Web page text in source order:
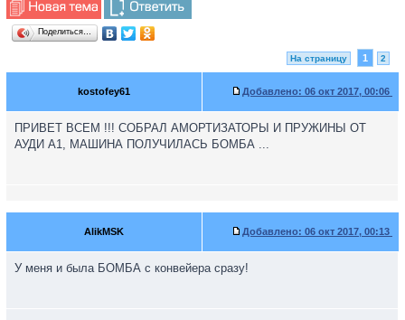
Поделиться…
На страницу 1 2
kostofey61 Добавлено: 06 окт 2017, 00:06
ПРИВЕТ ВСЕМ !!! СОБРАЛ АМОРТИЗАТОРЫ И ПРУЖИНЫ ОТ
АУДИ А1, МАШИНА ПОЛУЧИЛАСЬ БОМБА ...
AlikMSK Добавлено: 06 окт 2017, 00:13
У меня и была БОМБА с конвейера сразу!